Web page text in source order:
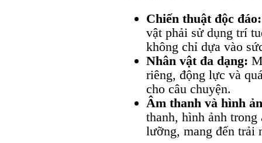
Chiến thuật độc đáo:
vật phải sử dụng trí
không chỉ dựa vào
Nhân vật đa dạng:
riêng, động lực và
cho câu chuyện.
Âm thanh và hình
thanh, hình ảnh
lưỡng, mang đến trải